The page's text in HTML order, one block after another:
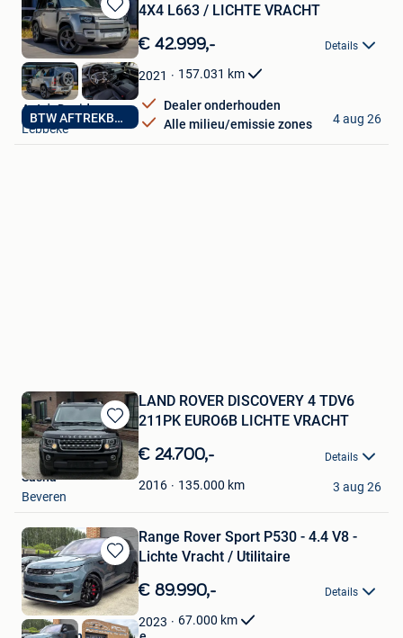
Bewaren
in
Mijn
Favorieten
BTW AFTREKBAAR
4X4 L663 / LICHTE VRACHT
€ 42.999,- Details
2021 157.031 km
Dealer onderhouden
Alle milieu/emissie zones
Auto's David
Lebbeke
4 aug 26
Bewaren
in
Mijn
Favorieten
LAND ROVER DISCOVERY 4 TDV6
211PK EURO6B LICHTE VRACHT
€ 24.700,- Details
2016 135.000 km
Sasha
Beveren
3 aug 26
Bewaren
in
Mijn
Favorieten
Range Rover Sport P530 - 4.4 V8 -
Lichte Vracht / Utilitaire
€ 89.990,- Details
2023 67.000 km